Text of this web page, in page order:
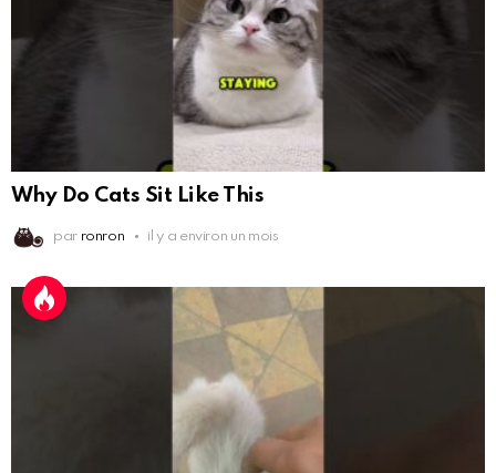
Why Do Cats Sit Like This
par ronron il y a environ un mois